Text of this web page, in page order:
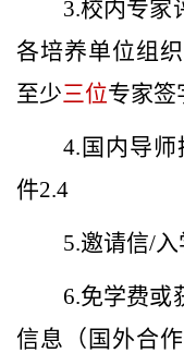
3.校内专家
各培养单位组
至少三位专家签
4. 国内导
件2.4
5.邀请信/
6.免学费或
信息（国外合